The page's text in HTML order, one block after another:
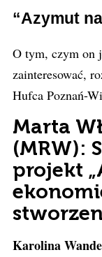
“Azymut
O tym, czym on
zainteresować,
Hufca Poznań-
Marta
(MRW):
projekt
Karolina